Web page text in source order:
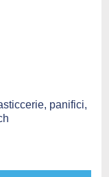
panifici,